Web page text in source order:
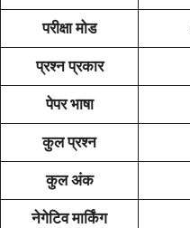
परीक्षा मोड
प्रश्न प्रकार
पेपर भाषा
कुल प्रश्न
कुल अंक
नेगेटिव मार्किंग